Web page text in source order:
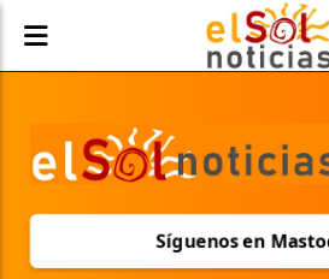
Síguenos en